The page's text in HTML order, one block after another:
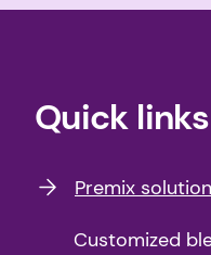
Quick links
Premix
Customized